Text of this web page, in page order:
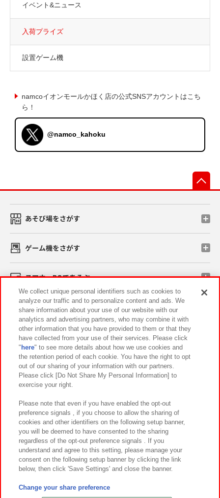
イベント&ニュース
入荷プライズ
設置ゲーム機
namcoイオンモールかほく店の公式SNSアカウントはこち
ら！
@namco_kahoku
あそび場をさがす
ゲーム機をさがす
スマホ・PCであそぶ
イベント・キャンペーン
関連会社 サステナビリティ サイトポリシー
プライバシーポリシー ウェブアクセシビリティ方針と検証結果
お取引先さまとともに
カスタマーハラスメント対応方針 よくあるご質問・お問い合わせ
©Bandai Namco Amusement Inc.
©Bandai Namco Amusement Lab Inc.
We collect unique personal identifiers such as cookies to
analyze our traffic and to personalize content and ads. We
share information about your use of our website with our
analytics and advertising partners, who may combine it with
other information that you have provided to them or that they
have collected from your use of their services. Please click
" here" to see more details about how we use cookies and
the retention period of each cookie. You have the right to opt
out of our sharing of your information with our partners.
Please click [Do Not Share My Personal Information] to
exercise your right.
Please note that even if you have enabled the opt-out
preference signals , if you choose to allow the sharing of
cookies and other identifiers on the following setup banner,
you will be deemed to have consented to the sharing
regardless of the opt-out preference signals . If you
understand and agree to this setting, please manage your
consent on the following setup banner by clicking the link
below, then click 'Save Settings' and close the banner.
Change your share preference